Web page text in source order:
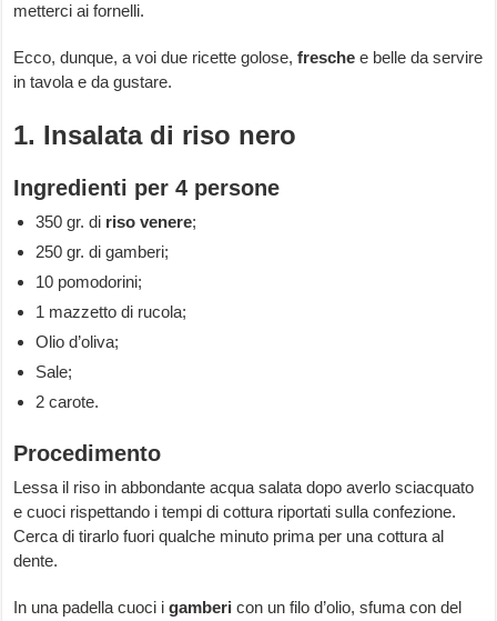
metterci ai fornelli.
Ecco, dunque, a voi due ricette golose,fresche e belle da servire
in tavola e da gustare.
1. Insalata di riso nero
Ingredienti per 4 persone
350 gr. di riso venere;
250 gr. di gamberi;
10 pomodorini;
1 mazzetto di rucola;
Olio d’oliva;
Sale;
2 carote.
Procedimento
Lessa il riso in abbondante acqua salata dopo averlo sciacquato
e cuoci rispettando i tempi di cottura riportati sulla confezione.
Cerca di tirarlo fuori qualche minuto prima per una cottura al
dente.
In una padella cuoci igamberi con un filo d’olio, sfuma con del